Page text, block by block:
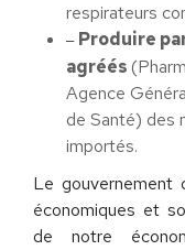
respirateurs
– Produire
agréés
Agence
de Santé) des
importés.
Le gouvernement
économiques et
de notre